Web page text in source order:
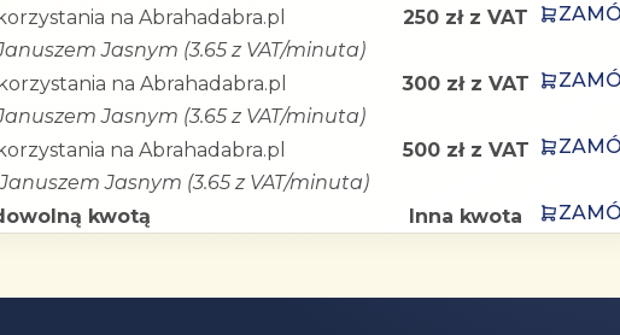
na Abrahadabra.pl
Jasnym (3.65 z VAT/minuta)
250 zł z VAT
na Abrahadabra.pl
Jasnym (3.65 z VAT/minuta)
300 zł z VAT
na Abrahadabra.pl
Jasnym (3.65 z VAT/minuta)
500 zł z VAT
kwotą Inna kwota